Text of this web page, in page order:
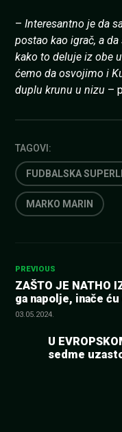
– Interesantno je da
postao kao igrač, a
kako to deluje iz obe
ćemo da osvojimo i
duplu krunu u nizu –
TAGOVI:
FUDBALSKA
MARKO MARIN
Kretanje
članka
PREVIOUS
ZAŠTO JE NATHO
ga napolje, inače
03.05.2024.
U
sedme